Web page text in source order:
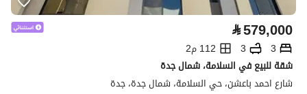
⃁579,000
3
3
112 م2
شقة للبيع في السلامة، شمال جدة
شارع احمد باعشن، حي السلامة، شمال جدة، جدة